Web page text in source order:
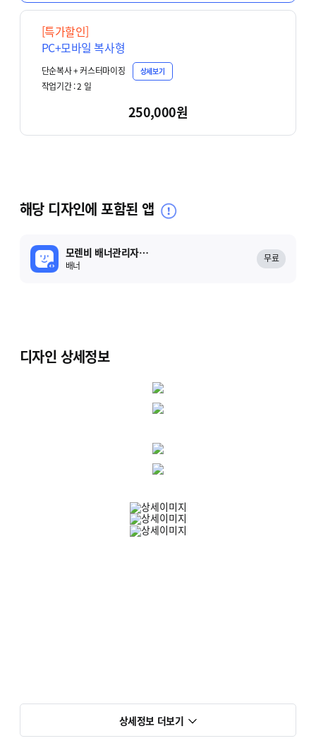
[특가할인]
PC+모바일 복사형
단순복사 + 커스터마이징 상세보기
작업기간 :2 일
250,000원
해당 디자인에 포함된 앱
모렌비 배너관리자(무료)
배너
무료
디자인 상세정보
상세정보 더보기